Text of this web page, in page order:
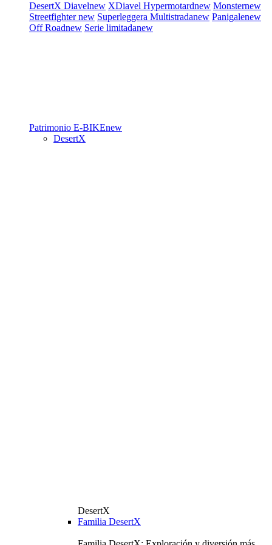
DesertX Diavelnew XDiavel Hypermotardnew Monsternew
Streetfighternew Superleggera Multistradanew Panigalenew
Off Roadnew Serie limitadanew
Patrimonio E-BIKEnew
DesertX
DesertX
Familia DesertX